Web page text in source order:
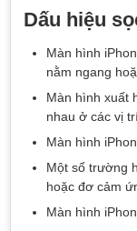
Dấu hiệu
Màn hình
nằm ngang
Màn hình xuất
nhau ở các vị
Màn hình
Một số trường
hoặc đơ cảm
Màn hình